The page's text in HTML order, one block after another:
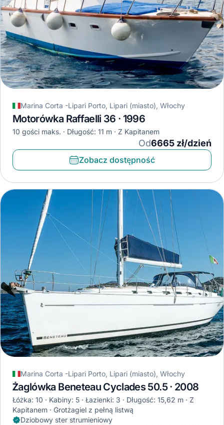
Marina Corta -Lipari Porto, Lipari (miasto), Włochy
Motorówka Raffaelli 36 · 1996
10 gości maks. Długość: 11 m Z Kapitanem
Od6665 zł/dzień
Zobacz dostępność
Marina Corta -Lipari Porto, Lipari (miasto), Włochy
Żaglówka Beneteau Cyclades 50.5 · 2008
Łóżka: 10 Kabiny: 5 Łazienki: 3 Długość: 15,62 m
Z
Kapitanem
Grotżagiel z pełną listwą
Dziobowy ster strumieniowy